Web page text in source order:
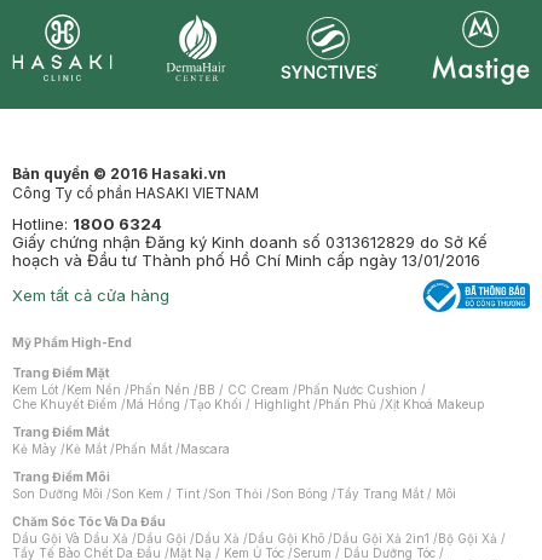
Bản quyền © 2016 Hasaki.vn
Công Ty cổ phần HASAKI VIETNAM
Hotline: 1800 6324
Giấy chứng nhận Đăng ký Kinh doanh số 0313612829 do Sở Kế
hoạch và Đầu tư Thành phố Hồ Chí Minh cấp ngày 13/01/2016
Xem tất cả cửa hàng
Mỹ Phẩm High-End
Trang Điểm Mặt
Kem Lót /Kem Nền /Phấn Nền /BB / CC Cream /Phấn Nước Cushion /
Che Khuyết Điểm /Má Hồng /Tạo Khối / Highlight /Phấn Phủ /Xịt Khoá Makeup
Trang Điểm Mắt
Kẻ Mày /Kẻ Mắt /Phấn Mắt /Mascara
Trang Điểm Môi
Son Dưỡng Môi /Son Kem / Tint /Son Thỏi /Son Bóng /Tẩy Trang Mắt / Môi
Chăm Sóc Tóc Và Da Đầu
Dầu Gội Và Dầu Xả /Dầu Gội /Dầu Xả /Dầu Gội Khô /Dầu Gội Xả 2in1 /Bộ Gội Xả /
Tẩy Tế Bào Chết Da Đầu /Mặt Nạ / Kem Ủ Tóc /Serum / Dầu Dưỡng Tóc /